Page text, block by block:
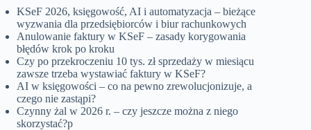
KSeF 2026, księgowość, AI i automatyzacja – bieżące
wyzwania dla przedsiębiorców i biur rachunkowych
Anulowanie faktury w KSeF – zasady korygowania
błędów krok po kroku
Czy po przekroczeniu 10 tys. zł sprzedaży w miesiącu
zawsze trzeba wystawiać faktury w KSeF?
AI w księgowości – co na pewno zrewolucjonizuje, a
czego nie zastąpi?
Czynny żal w 2026 r. – czy jeszcze można z niego
skorzystać?p